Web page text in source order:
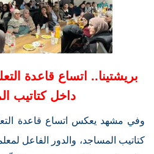
بريشتينا.. اتساع قاعدة
داخل كتاتيب
وفي مشهد يعكس اتساع قاعدة
كتاتيب المساجد، والدور الفاعل